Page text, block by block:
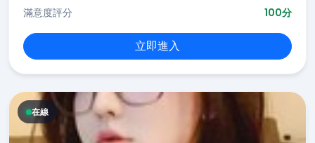
滿意度評分
100分
立即進入
在線